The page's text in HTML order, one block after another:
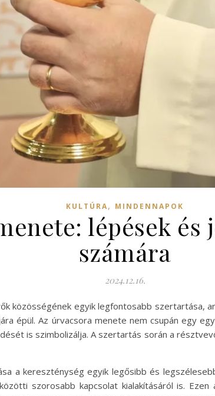
KULTÚRA, MINDENNAPOK
lépések és
számára
2024.12.16.
közösségének egyik legfontosabb szertartása,
épül. Az úrvacsora menete nem csupán egy
is szimbolizálja. A szertartás során a
a kereszténység egyik legősibb és
szorosabb kapcsolat kialakításáról is.